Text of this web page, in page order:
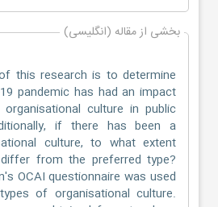
بخشی از مقاله (انگلیسی)
research is to determine
pandemic has had an impact
culture in public
if there has been a
culture, to what extent
from the preferred type?
OCAI questionnaire was used
of organisational culture.